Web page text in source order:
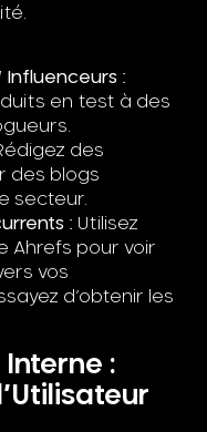
Influenceurs :
en test à des
des
des blogs
secteur.
: Utilisez
Ahrefs pour voir
vos
d’obtenir les
Interne :